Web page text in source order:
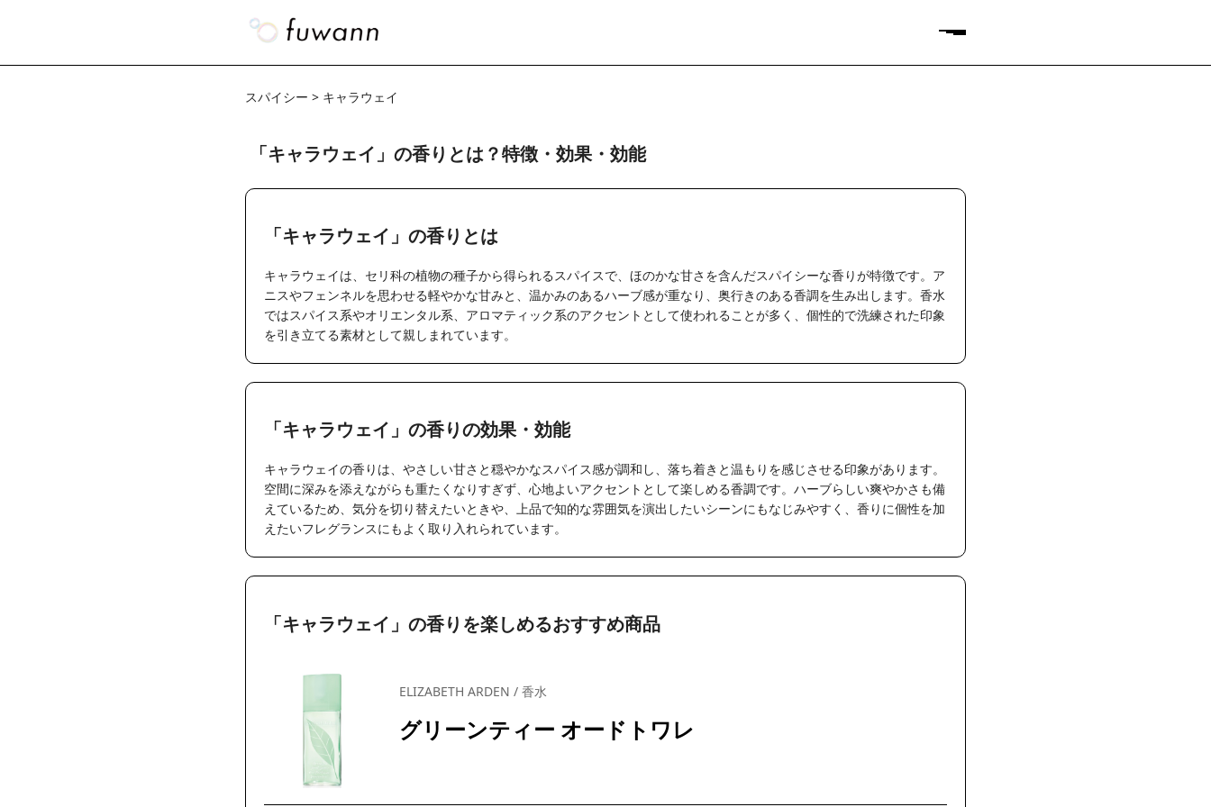
スパイシー > キャラウェイ
「キャラウェイ」の香りとは？特徴・効果・効能
「キャラウェイ」の香りとは
キャラウェイは、セリ科の植物の種子から得られるスパイスで、ほのかな甘さを含んだスパイシーな香りが特徴です。ア
ニスやフェンネルを思わせる軽やかな甘みと、温かみのあるハーブ感が重なり、奥行きのある香調を生み出します。香水
ではスパイス系やオリエンタル系、アロマティック系のアクセントとして使われることが多く、個性的で洗練された印象
を引き立てる素材として親しまれています。
「キャラウェイ」の香りの効果・効能
キャラウェイの香りは、やさしい甘さと穏やかなスパイス感が調和し、落ち着きと温もりを感じさせる印象があります。
空間に深みを添えながらも重たくなりすぎず、心地よいアクセントとして楽しめる香調です。ハーブらしい爽やかさも備
えているため、気分を切り替えたいときや、上品で知的な雰囲気を演出したいシーンにもなじみやすく、香りに個性を加
えたいフレグランスにもよく取り入れられています。
「キャラウェイ」の香りを楽しめるおすすめ商品
ELIZABETH ARDEN / 香水
グリーンティー オードトワレ